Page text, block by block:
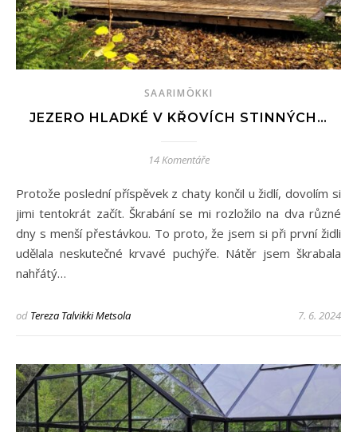
SAARIMÖKKI
JEZERO HLADKÉ V KŘOVÍCH STINNÝCH…
14 Komentáře
Protože poslední příspěvek z chaty končil u židlí, dovolím si
jimi tentokrát začít. Škrabání se mi rozložilo na dva různé
dny s menší přestávkou. To proto, že jsem si při první židli
udělala neskutečné krvavé puchýře. Nátěr jsem škrabala
nahřátý…
od Tereza Talvikki Metsola 7. 6. 2024